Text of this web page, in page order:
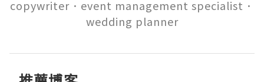
copywriter．event management specialist．
wedding planner